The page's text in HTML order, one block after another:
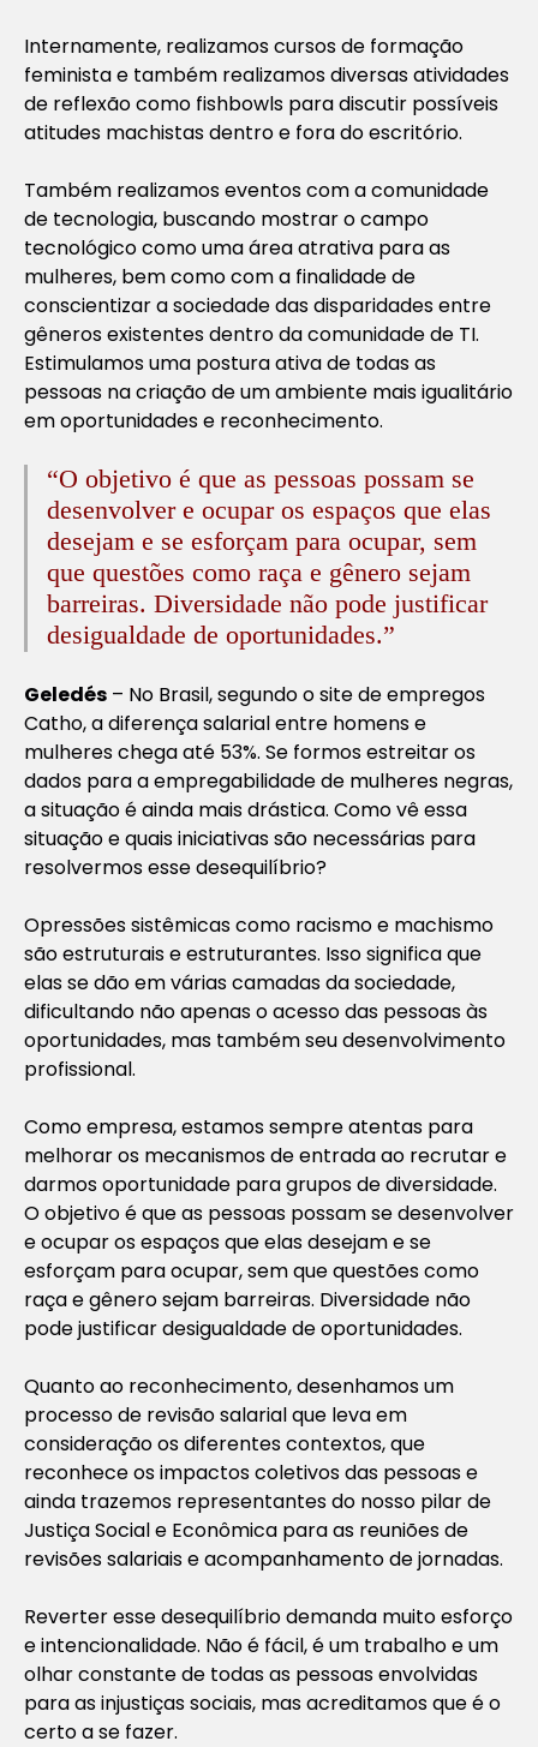
Internamente, realizamos cursos de formação
feminista e também realizamos diversas atividades
de reflexão como fishbowls para discutir possíveis
atitudes machistas dentro e fora do escritório.
Também realizamos eventos com a comunidade
de tecnologia, buscando mostrar o campo
tecnológico como uma área atrativa para as
mulheres, bem como com a finalidade de
conscientizar a sociedade das disparidades entre
gêneros existentes dentro da comunidade de TI.
Estimulamos uma postura ativa de todas as
pessoas na criação de um ambiente mais igualitário
em oportunidades e reconhecimento.
“O objetivo é que as pessoas possam se
desenvolver e ocupar os espaços que elas
desejam e se esforçam para ocupar, sem
que questões como raça e gênero sejam
barreiras. Diversidade não pode justificar
desigualdade de oportunidades.”
Geledés – No Brasil, segundo o site de empregos
Catho, a diferença salarial entre homens e
mulheres chega até 53%. Se formos estreitar os
dados para a empregabilidade de mulheres negras,
a situação é ainda mais drástica. Como vê essa
situação e quais iniciativas são necessárias para
resolvermos esse desequilíbrio?
Opressões sistêmicas como racismo e machismo
são estruturais e estruturantes. Isso significa que
elas se dão em várias camadas da sociedade,
dificultando não apenas o acesso das pessoas às
oportunidades, mas também seu desenvolvimento
profissional.
Como empresa, estamos sempre atentas para
melhorar os mecanismos de entrada ao recrutar e
darmos oportunidade para grupos de diversidade.
O objetivo é que as pessoas possam se desenvolver
e ocupar os espaços que elas desejam e se
esforçam para ocupar, sem que questões como
raça e gênero sejam barreiras. Diversidade não
pode justificar desigualdade de oportunidades.
Quanto ao reconhecimento, desenhamos um
processo de revisão salarial que leva em
consideração os diferentes contextos, que
reconhece os impactos coletivos das pessoas e
ainda trazemos representantes do nosso pilar de
Justiça Social e Econômica para as reuniões de
revisões salariais e acompanhamento de jornadas.
Reverter esse desequilíbrio demanda muito esforço
e intencionalidade. Não é fácil, é um trabalho e um
olhar constante de todas as pessoas envolvidas
para as injustiças sociais, mas acreditamos que é o
certo a se fazer.